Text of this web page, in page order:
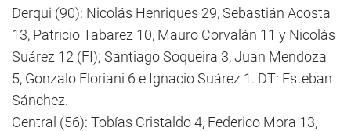
Derqui (90): Nicolás Henriques 29, Sebastián Acosta
13, Patricio Tabarez 10, Mauro Corvalán 11 y Nicolás
Suárez 12 (FI); Santiago Soqueira 3, Juan Mendoza
5, Gonzalo Floriani 6 e Ignacio Suárez 1. DT: Esteban
Sánchez.
Central (56): Tobías Cristaldo 4, Federico Mora 13,